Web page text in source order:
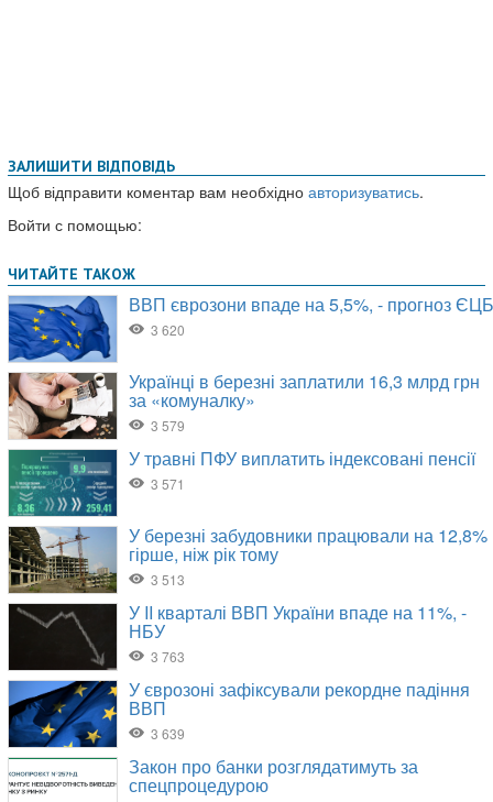
ЗАЛИШИТИ ВІДПОВІДЬ
Щоб відправити коментар вам необхідно авторизуватись.
Войти с помощью: